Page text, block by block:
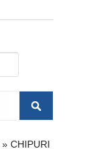
» CHIPURI